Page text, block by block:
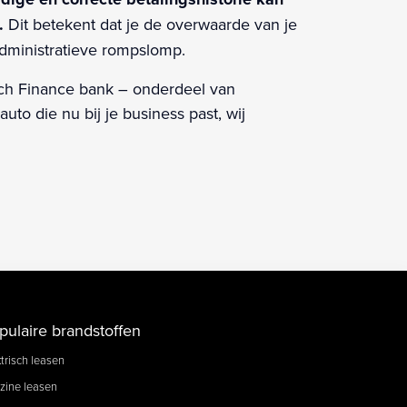
Dit betekent dat je de overwaarde van je
rompslomp.
Finance bank – onderdeel van
die nu bij je business past, wij
brandstoffen
leasen
leasen